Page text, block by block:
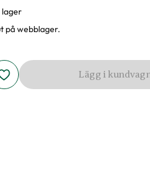
lager
på webblager.
Lägg i